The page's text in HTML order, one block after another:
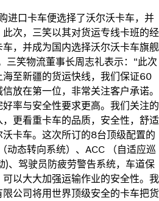
进口卡车便选择了沃尔沃卡车，并
次，三笑以其对货运专线卡班的经
，并成为国内选择沃尔沃卡车旗舰
三笑物流董事长周志礼表示："此次
至新疆的货运快线，我们保证60
放在第一位，非常关注客户承诺。
率与安全性要求更高。我们关注的
更看重卡车的品质，安全性，舒适
卡车。这次所订的8台顶级配置的
动态转向系统）、ACC （自适应巡
)、驾驶员防疲劳警告系统，车道保
以大大加强运输作业的安全性。我
公司将用世界顶级安全的卡车把货